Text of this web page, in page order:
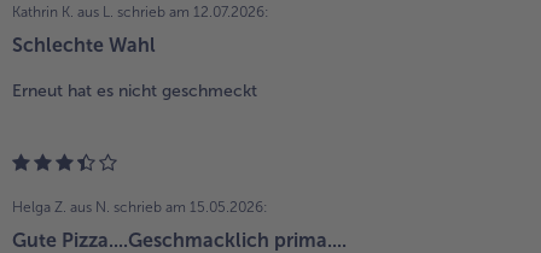
Kathrin K. aus L. schrieb am 12.07.2026:
Schlechte Wahl
Erneut hat es nicht geschmeckt
Helga Z. aus N. schrieb am 15.05.2026:
Gute Pizza....Geschmacklich prima....